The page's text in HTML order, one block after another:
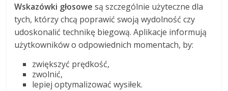
Wskazówki głosowe są szczególnie użyteczne dla
tych, którzy chcą poprawić swoją wydolność czy
udoskonalić technikę biegową. Aplikacje informują
użytkowników o odpowiednich momentach, by:
zwiększyć prędkość,
zwolnić,
lepiej optymalizować wysiłek.